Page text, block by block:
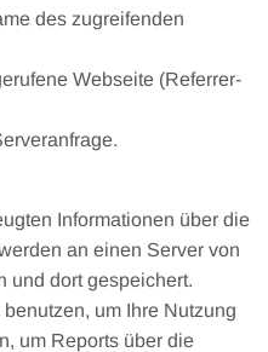
des zugreifenden
Webseite (Referrer-
Informationen über die
an einen Server von
und dort gespeichert.
um Ihre Nutzung
um Reports über die